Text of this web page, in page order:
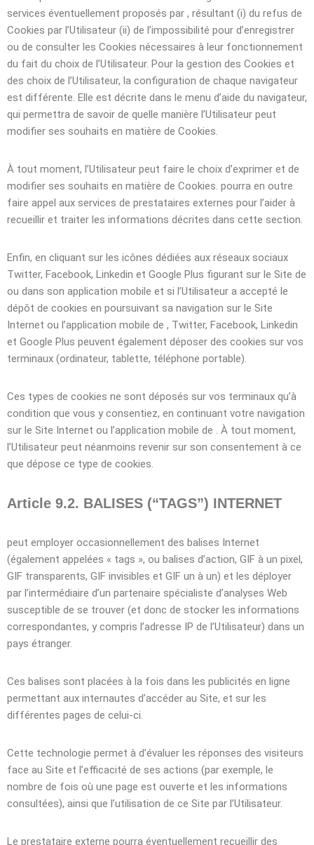
services éventuellement proposés par , résultant (i) du refus de
Cookies par l’Utilisateur (ii) de l’impossibilité pour d’enregistrer
ou de consulter les Cookies nécessaires à leur fonctionnement
du fait du choix de l’Utilisateur. Pour la gestion des Cookies et
des choix de l’Utilisateur, la configuration de chaque navigateur
est différente. Elle est décrite dans le menu d’aide du navigateur,
qui permettra de savoir de quelle manière l’Utilisateur peut
modifier ses souhaits en matière de Cookies.
À tout moment, l’Utilisateur peut faire le choix d’exprimer et de
modifier ses souhaits en matière de Cookies. pourra en outre
faire appel aux services de prestataires externes pour l’aider à
recueillir et traiter les informations décrites dans cette section.
Enfin, en cliquant sur les icônes dédiées aux réseaux sociaux
Twitter, Facebook, Linkedin et Google Plus figurant sur le Site de
ou dans son application mobile et si l’Utilisateur a accepté le
dépôt de cookies en poursuivant sa navigation sur le Site
Internet ou l’application mobile de , Twitter, Facebook, Linkedin
et Google Plus peuvent également déposer des cookies sur vos
terminaux (ordinateur, tablette, téléphone portable).
Ces types de cookies ne sont déposés sur vos terminaux qu’à
condition que vous y consentiez, en continuant votre navigation
sur le Site Internet ou l’application mobile de . À tout moment,
l’Utilisateur peut néanmoins revenir sur son consentement à ce
que dépose ce type de cookies.
Article 9.2. BALISES (“TAGS”) INTERNET
peut employer occasionnellement des balises Internet
(également appelées « tags », ou balises d’action, GIF à un pixel,
GIF transparents, GIF invisibles et GIF un à un) et les déployer
par l’intermédiaire d’un partenaire spécialiste d’analyses Web
susceptible de se trouver (et donc de stocker les informations
correspondantes, y compris l’adresse IP de l’Utilisateur) dans un
pays étranger.
Ces balises sont placées à la fois dans les publicités en ligne
permettant aux internautes d’accéder au Site, et sur les
différentes pages de celui-ci.
Cette technologie permet à d’évaluer les réponses des visiteurs
face au Site et l’efficacité de ses actions (par exemple, le
nombre de fois où une page est ouverte et les informations
consultées), ainsi que l’utilisation de ce Site par l’Utilisateur.
Le prestataire externe pourra éventuellement recueillir des